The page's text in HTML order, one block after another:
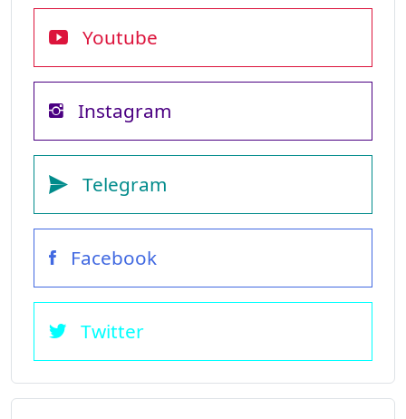
Youtube
Instagram
Telegram
Facebook
Twitter